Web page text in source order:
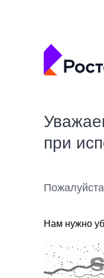
при
Нам нужно